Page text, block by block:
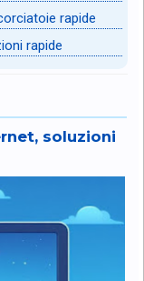
rapide
rapide
soluzioni